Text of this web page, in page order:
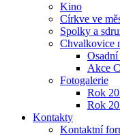
Kino
Církve ve
Spolky a
Chvalkovice
Akce
Fotogalerie
Rok
Rok
Kontakty
Kontaktní